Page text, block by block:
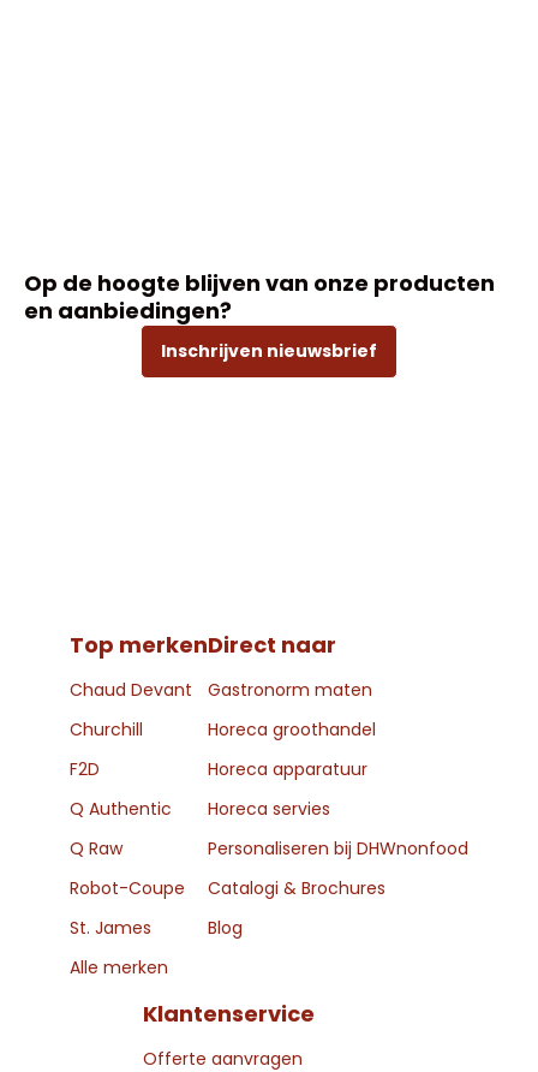
Op de hoogte blijven van onze producten
en aanbiedingen?
Inschrijven nieuwsbrief
Top merken
Chaud Devant
Churchill
F2D
Q Authentic
Q Raw
Robot-Coupe
St. James
Alle merken
Direct naar
Gastronorm maten
Horeca groothandel
Horeca apparatuur
Horeca servies
Personaliseren bij DHWnonfood
Catalogi & Brochures
Blog
Klantenservice
Offerte aanvragen